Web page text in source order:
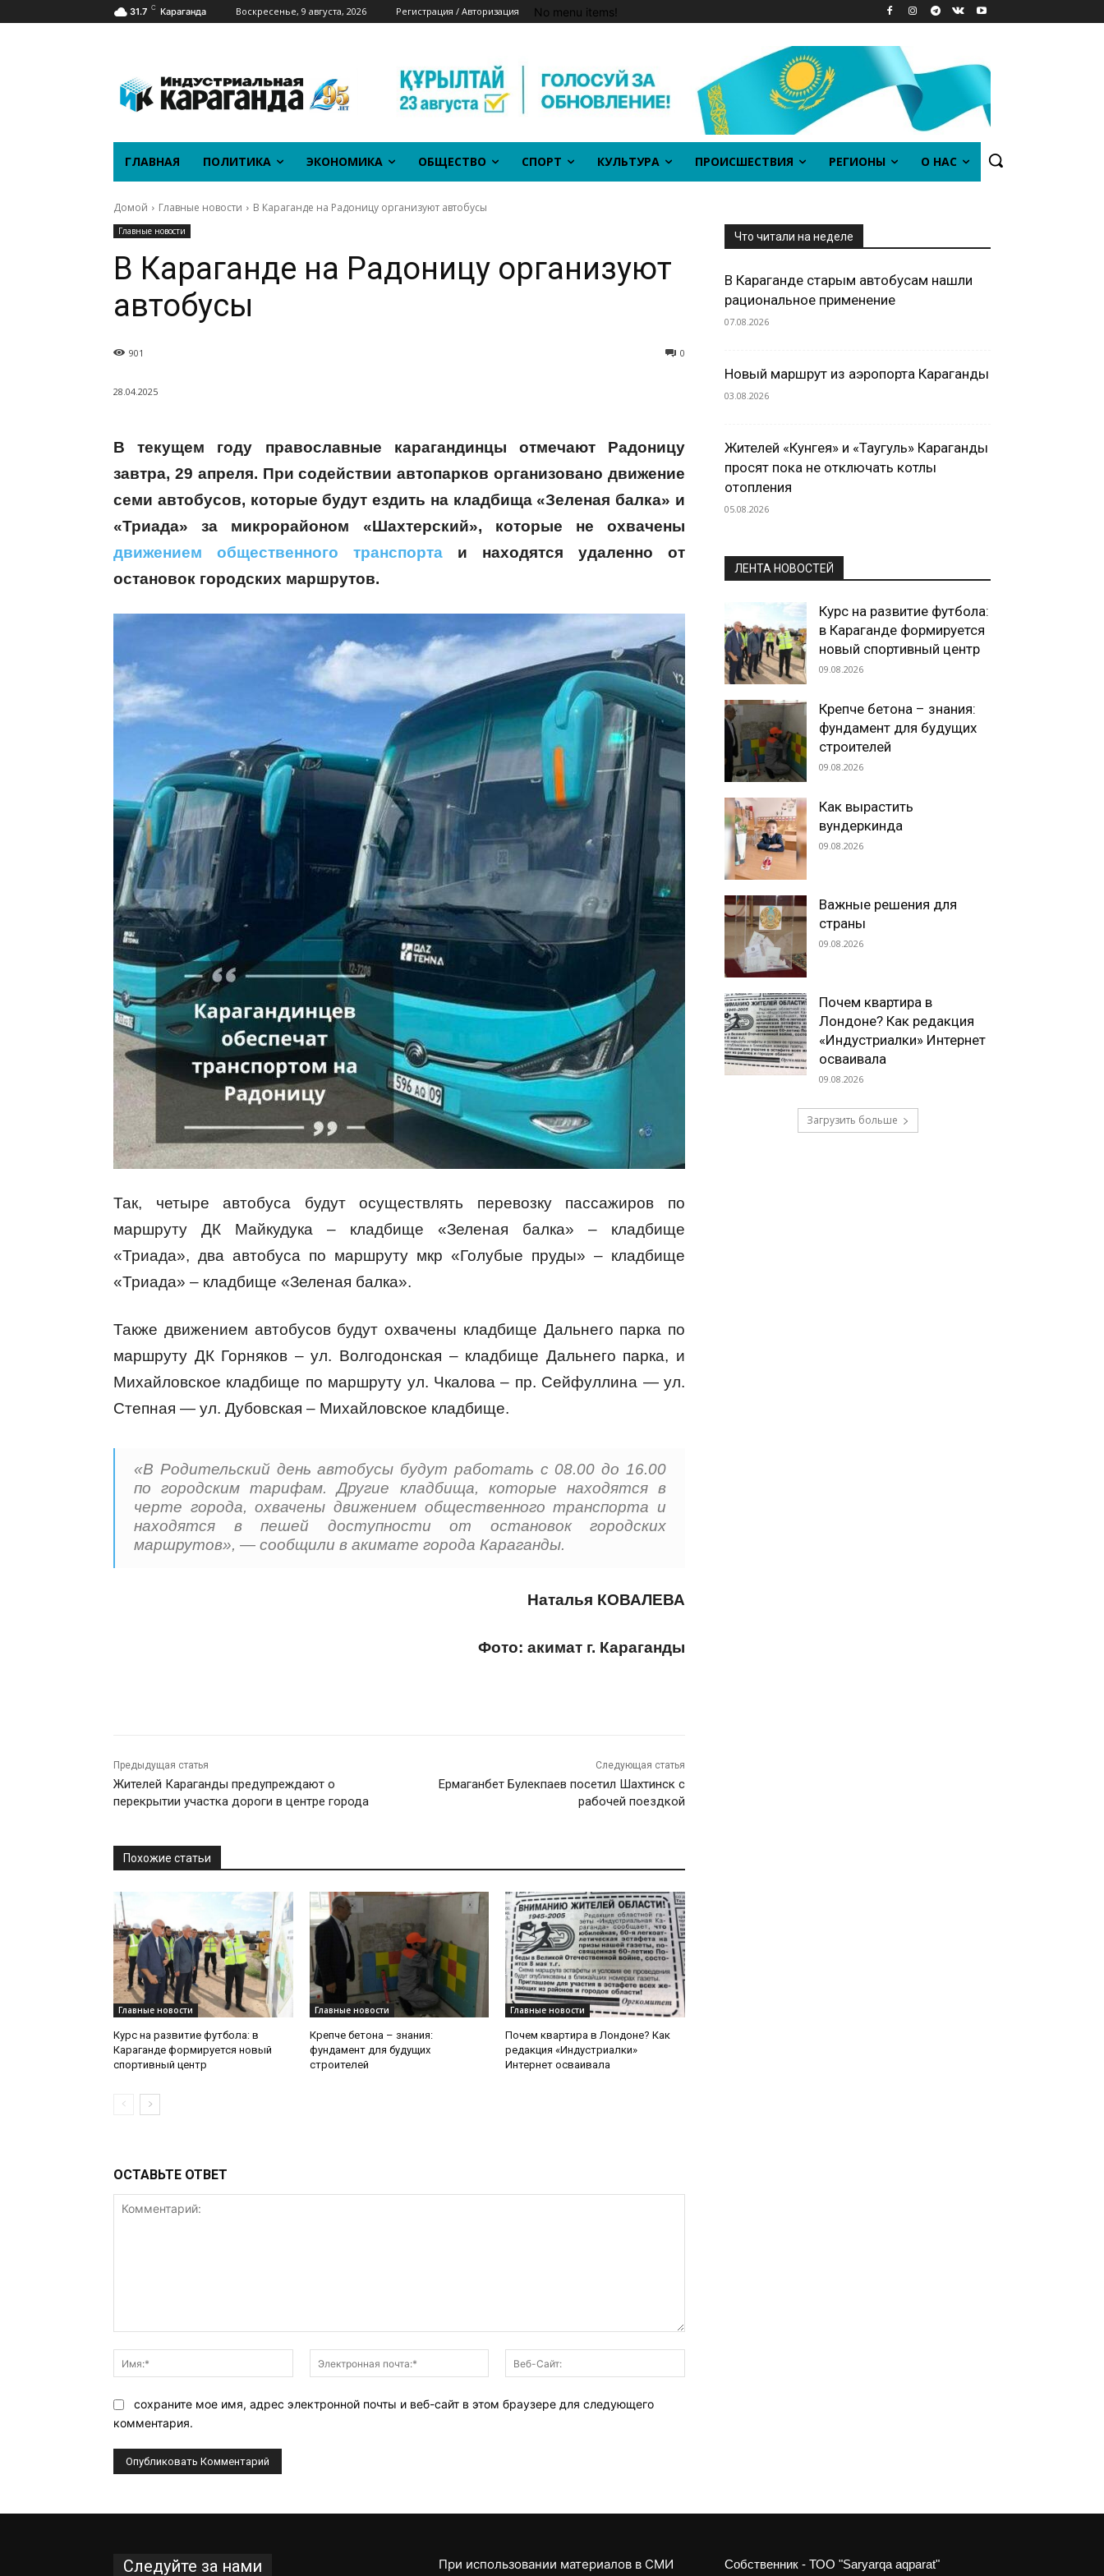
31.7 C Караганда Воскресенье, 9 августа, 2026 Регистрация / Авторизация No menu items!
ГЛАВНАЯ ПОЛИТИКА ЭКОНОМИКА ОБЩЕСТВО СПОРТ КУЛЬТУРА ПРОИСШЕСТВИЯ РЕГИОНЫ О НАС
Домой Главные новости В Караганде на Радоницу организуют автобусы
Главные новости
В Караганде на Радоницу организуют
автобусы
0
901
28.04.2025
В текущем году православные карагандинцы отмечают Радоницу
завтра, 29 апреля. При содействии автопарков организовано движение
семи автобусов, которые будут ездить на кладбища «Зеленая балка» и
«Триада» за микрорайоном «Шахтерский», которые не охвачены
движением общественного транспорта и находятся удаленно от
остановок городских маршрутов.
Так, четыре автобуса будут осуществлять перевозку пассажиров по
маршруту ДК Майкудука – кладбище «Зеленая балка» – кладбище
«Триада», два автобуса по маршруту мкр «Голубые пруды» – кладбище
«Триада» – кладбище «Зеленая балка».
Также движением автобусов будут охвачены кладбище Дальнего парка по
маршруту ДК Горняков – ул. Волгодонская – кладбище Дальнего парка, и
Михайловское кладбище по маршруту ул. Чкалова – пр. Сейфуллина — ул.
Степная — ул. Дубовская – Михайловское кладбище.
«В Родительский день автобусы будут работать с 08.00 до 16.00
по городским тарифам. Другие кладбища, которые находятся в
черте города, охвачены движением общественного транспорта и
находятся в пешей доступности от остановок городских
маршрутов», — сообщили в акимате города Караганды.
Наталья КОВАЛЕВА
Фото: акимат г. Караганды
Предыдущая статья
Жителей Караганды предупреждают о
перекрытии участка дороги в центре города
Следующая статья
Ермаганбет Булекпаев посетил Шахтинск с
рабочей поездкой
Похожие статьи
Главные новости
Курс на развитие футбола: в
Караганде формируется новый
спортивный центр
Главные новости
Крепче бетона – знания:
фундамент для будущих
строителей
Главные новости
Почем квартира в Лондоне? Как
редакция «Индустриалки»
Интернет осваивала
ОСТАВЬТЕ ОТВЕТ
Имя:*
Электронная
почта:*
Сайт:
сохраните мое имя, адрес электронной почты и веб-сайт в этом браузере для следующего
комментария.
Что читали на неделе
В Караганде старым автобусам нашли
рациональное применение
07.08.2026
Новый маршрут из аэропорта Караганды
03.08.2026
Жителей «Кунгея» и «Таугуль» Караганды
просят пока не отключать котлы
отопления
05.08.2026
ЛЕНТА НОВОСТЕЙ
Курс на развитие футбола:
в Караганде формируется
новый спортивный центр
09.08.2026
Крепче бетона – знания:
фундамент для будущих
строителей
09.08.2026
Как вырастить
вундеркинда
09.08.2026
Важные решения для
страны
09.08.2026
Почем квартира в
Лондоне? Как редакция
«Индустриалки» Интернет
осваивала
09.08.2026
Загрузить больше
Следуйте за нами При использовании материалов в СМИ Собственник - ТОО "Saryarqa aqparat"